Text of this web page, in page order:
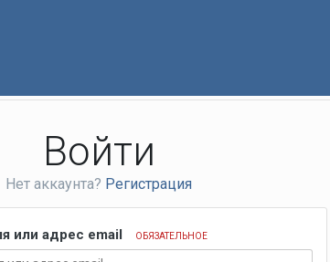
Войти
Нет аккаунта? Регистрация
или адрес email ОБЯЗАТЕЛЬНОЕ